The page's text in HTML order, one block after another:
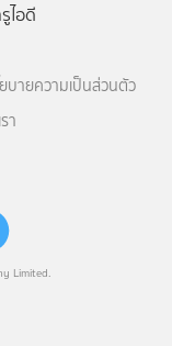
Limited.
ไอดี
บายความเป็นส่วนตัว
า